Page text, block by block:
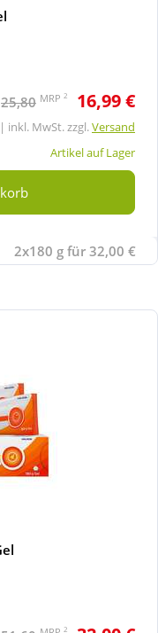
25,80 MRP 2 16,99 €
inkl. MwSt. zzgl.Versand
Artikel auf Lager
2x180 g für 32,00 €
2